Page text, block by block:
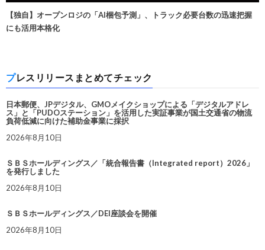
【独自】オープンロジの「AI梱包予測」、トラック必要台数の迅速把握
にも活用本格化
プレスリリースまとめてチェック
日本郵便、JPデジタル、GMOメイクショップによる「デジタルアドレ
ス」と「PUDOステーション」を活用した実証事業が国土交通省の物流
負荷低減に向けた補助金事業に採択
2026年8月10日
ＳＢＳホールディングス／「統合報告書（Integrated report）2026」
を発行しました
2026年8月10日
ＳＢＳホールディングス／DEI座談会を開催
2026年8月10日